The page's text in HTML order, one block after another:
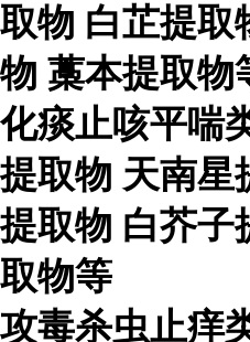
取物 白芷提取
物 藁本提取物
化痰止咳平喘
提取物 天南星
提取物 白芥子
取物等
攻毒杀虫止痒